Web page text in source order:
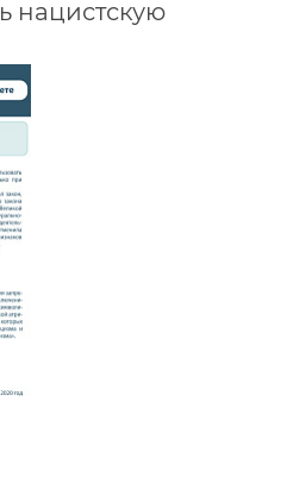
нацистскую